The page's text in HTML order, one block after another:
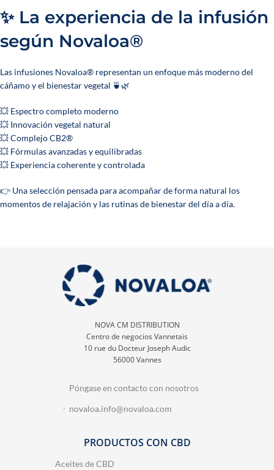
✨ La experiencia de la infusión
según Novaloa®
Las infusiones Novaloa® representan un enfoque más moderno del
cáñamo y el bienestar vegetal 🍵🌿
💥 Espectro completo moderno
💥 Innovación vegetal natural
💥 Complejo CB2®
💥 Fórmulas avanzadas y equilibradas
💥 Experiencia coherente y controlada
👉 Una selección pensada para acompañar de forma natural los
momentos de relajación y las rutinas de bienestar del día a día.
NOVA CM DISTRIBUTION
Centro de negocios Vannetais
10 rue du Docteur Joseph Audic
56000 Vannes
Póngase en contacto con nosotros
novaloa.info@novaloa.com
PRODUCTOS CON CBD
Aceites de CBD